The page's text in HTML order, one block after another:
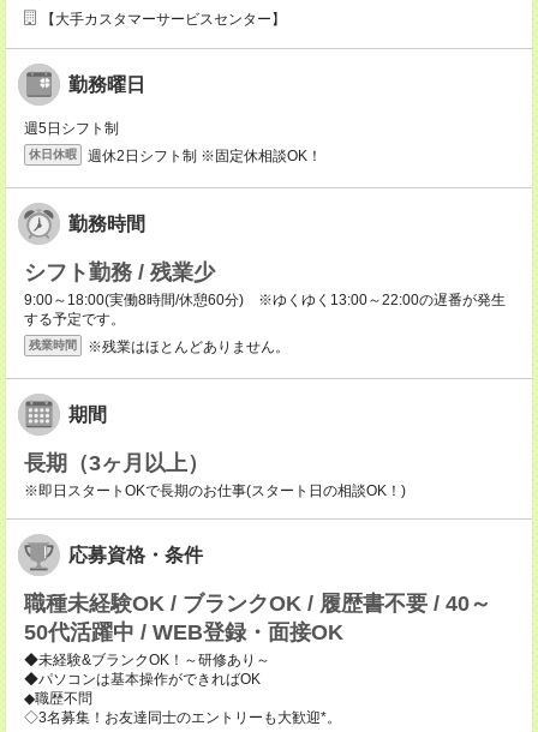
【大手カスタマーサービスセンター】
勤務曜日
週5日シフト制
休日休暇 週休2日シフト制 ※固定休相談OK！
勤務時間
シフト勤務 / 残業少
9:00～18:00(実働8時間/休憩60分) ※ゆくゆく13:00～22:00の遅番が発生
する予定です。
残業時間 ※残業はほとんどありません。
期間
長期（3ヶ月以上）
※即日スタートOKで長期のお仕事(スタート日の相談OK！)
応募資格・条件
職種未経験OK / ブランクOK / 履歴書不要 / 40～
50代活躍中 / WEB登録・面接OK
◆未経験&ブランクOK！～研修あり～
◆パソコンは基本操作ができればOK
◆職歴不問
◇3名募集！お友達同士のエントリーも大歓迎*。